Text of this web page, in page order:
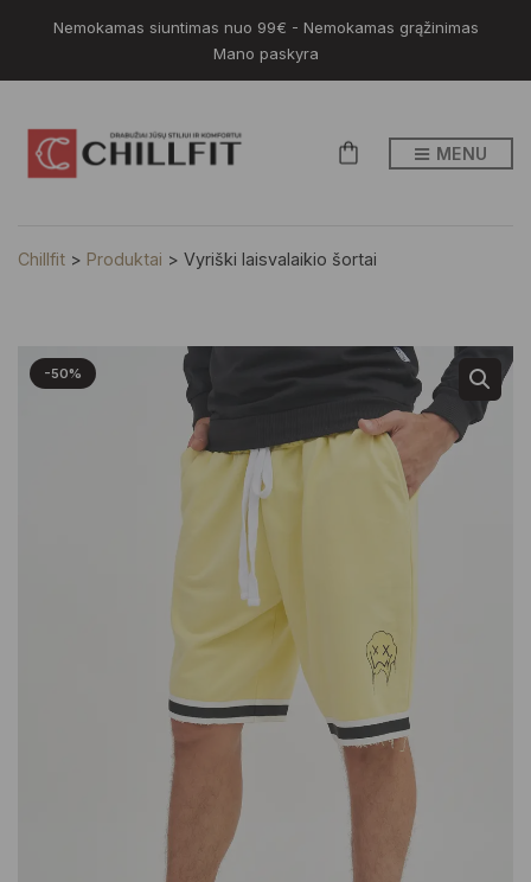
Nemokamas siuntimas nuo 99€ - Nemokamas grąžinimas
Mano paskyra
MENU
Chillfit > Produktai > Vyriški laisvalaikio šortai
-50%